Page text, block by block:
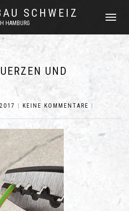
SCHWEIZ
HAMBURG
UND
KEINE KOMMENTARE